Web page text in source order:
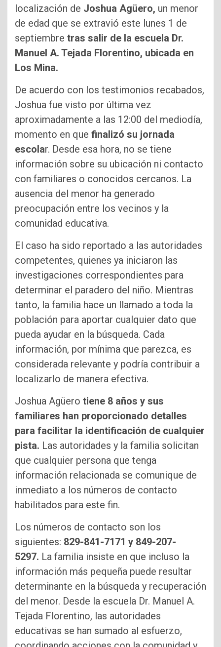
localización de Joshua Agüero, un menor
de edad que se extravió este lunes 1 de
septiembre tras salir de la escuela Dr.
Manuel A. Tejada Florentino, ubicada en
Los Mina.
De acuerdo con los testimonios recabados,
Joshua fue visto por última vez
aproximadamente a las 12:00 del mediodía,
momento en que finalizó su jornada
escolar. Desde esa hora, no se tiene
información sobre su ubicación ni contacto
con familiares o conocidos cercanos. La
ausencia del menor ha generado
preocupación entre los vecinos y la
comunidad educativa.
El caso ha sido reportado a las autoridades
competentes, quienes ya iniciaron las
investigaciones correspondientes para
determinar el paradero del niño. Mientras
tanto, la familia hace un llamado a toda la
población para aportar cualquier dato que
pueda ayudar en la búsqueda. Cada
información, por mínima que parezca, es
considerada relevante y podría contribuir a
localizarlo de manera efectiva.
Joshua Agüero tiene 8 años y sus
familiares han proporcionado detalles
para facilitar la identificación de cualquier
pista. Las autoridades y la familia solicitan
que cualquier persona que tenga
información relacionada se comunique de
inmediato a los números de contacto
habilitados para este fin.
Los números de contacto son los
siguientes: 829-841-7171 y 849-207-
5297. La familia insiste en que incluso la
información más pequeña puede resultar
determinante en la búsqueda y recuperación
del menor. Desde la escuela Dr. Manuel A.
Tejada Florentino, las autoridades
educativas se han sumado al esfuerzo,